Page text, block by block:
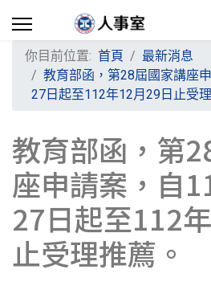
你目前位置: 首頁
最新消息
教育部函，第28屆國家講座
27日起至112年12月29日止受
教育部函，第
座申請案，自
27日起至112
止受理推薦。